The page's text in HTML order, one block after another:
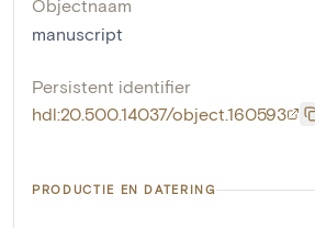
Objectnaam
manuscript
Persistent identifier
hdl:20.500.14037/object.160593
PRODUCTIE EN DATERING